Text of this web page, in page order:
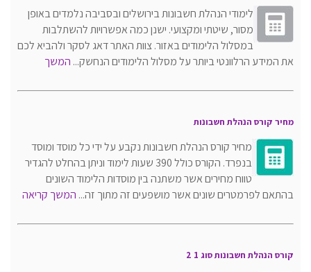
לימודי הנהלת חשבונות בירושלים ובסביבה נלמדים באופן
מסור, שיטתי ומקצועי. ישנן כמה אפשרויות להשתלבות
במסלול הלימודים באזור. צוות האתר דאג לסקר ולהביא לכם
את המידע הרלוונטי ביותר על מסלול הלימודים הנחשק... המשך
מחיר קורס הנהלת חשבונות
מחיר קורס הנהלת חשבונות נקבע על ידי כל מוסד ומוסד
בנפרד. הקורס כולל 390 שעות לימוד וניתן בהחלט להגדיר
טווח מחירים אשר משתנה בין מוסדות הלימוד השונים
בהתאם לפרמטרים שונים אשר מושפעים זה מתוך זה... המשך קריאה
קורס הנהלת חשבונות סוג 1 2